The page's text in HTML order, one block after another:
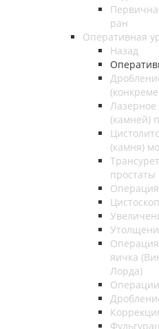
ран
Оперативная
Назад
Лазерное
(камней)
(камня)
простаты
яичка
Лорда)